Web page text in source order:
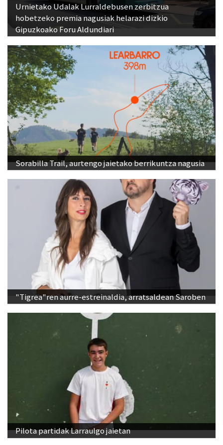
Urnietako Udalak Lurraldebusen zerbitzua
hobetzeko premia nagusiak helarazi dizkio
Gipuzkoako Foru Aldundiari
Sorabilla Trail, aurtengo jaietako berrikuntza nagusia
"Tigrea"ren aurre-estreinaldia, arratsaldean Saroben
Pilota partidak Larraulgo jaietan